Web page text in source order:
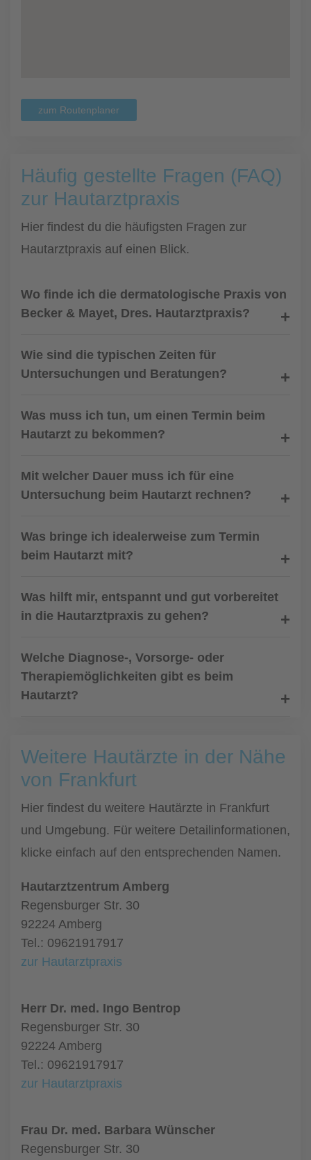
zum Routenplaner
Häufig gestellte Fragen (FAQ)
zur Hautarztpraxis
Hier findest du die häufigsten Fragen zur
Hautarztpraxis auf einen Blick.
Wo finde ich die dermatologische Praxis von
Becker & Mayet, Dres. Hautarztpraxis?
Wie sind die typischen Zeiten für
Untersuchungen und Beratungen?
Was muss ich tun, um einen Termin beim
Hautarzt zu bekommen?
Mit welcher Dauer muss ich für eine
Untersuchung beim Hautarzt rechnen?
Was bringe ich idealerweise zum Termin
beim Hautarzt mit?
Was hilft mir, entspannt und gut vorbereitet
in die Hautarztpraxis zu gehen?
Welche Diagnose-, Vorsorge- oder
Therapiemöglichkeiten gibt es beim
Hautarzt?
Weitere Hautärzte in der Nähe
von Frankfurt
Hier findest du weitere Hautärzte in Frankfurt
und Umgebung. Für weitere Detailinformationen,
klicke einfach auf den entsprechenden Namen.
Hautarztzentrum Amberg
Regensburger Str. 30
92224 Amberg
Tel.: 09621917917
zur Hautarztpraxis
Herr Dr. med. Ingo Bentrop
Regensburger Str. 30
92224 Amberg
Tel.: 09621917917
zur Hautarztpraxis
Frau Dr. med. Barbara Wünscher
Regensburger Str. 30